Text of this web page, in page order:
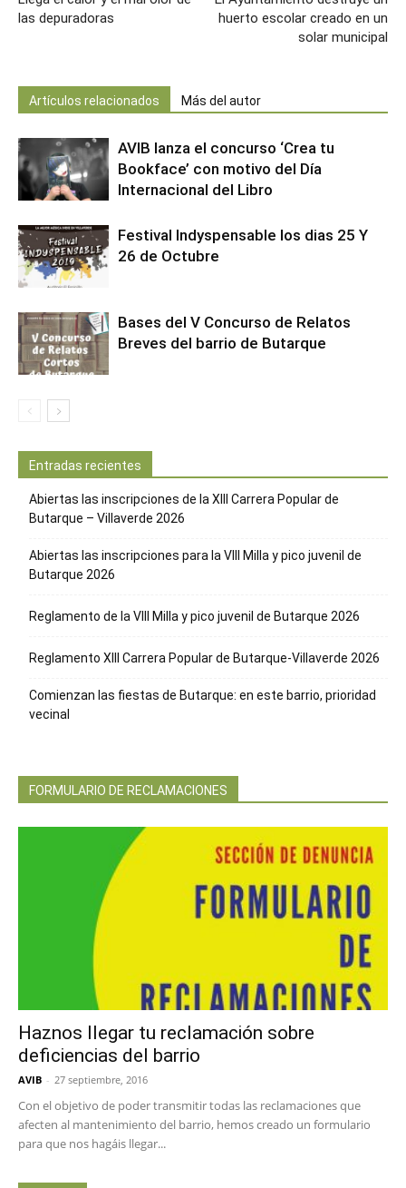
las depuradoras
huerto escolar creado en un
solar municipal
Artículos relacionados Más del autor
AVIB lanza el concurso ‘Crea tu
Bookface’ con motivo del Día
Internacional del Libro
Festival Indyspensable los dias 25 Y
26 de Octubre
Bases del V Concurso de Relatos
Breves del barrio de Butarque
Entradas recientes
Abiertas las inscripciones de la XIII Carrera Popular de
Butarque – Villaverde 2026
Abiertas las inscripciones para la VIII Milla y pico juvenil de
Butarque 2026
Reglamento de la VIII Milla y pico juvenil de Butarque 2026
Reglamento XIII Carrera Popular de Butarque-Villaverde 2026
Comienzan las fiestas de Butarque: en este barrio, prioridad
vecinal
FORMULARIO DE RECLAMACIONES
Haznos llegar tu reclamación sobre
deficiencias del barrio
AVIB - 27 septiembre, 2016
Con el objetivo de poder transmitir todas las reclamaciones que
afecten al mantenimiento del barrio, hemos creado un formulario
para que nos hagáis llegar...